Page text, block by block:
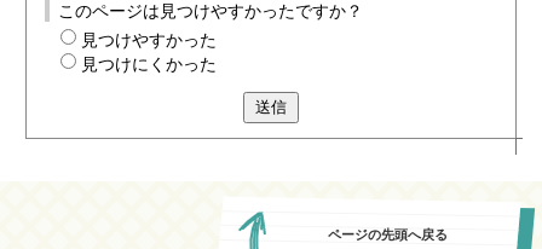
このページは見つけやすかったですか？
見つけやすかった
見つけにくかった
送信
ページの先頭へ戻る